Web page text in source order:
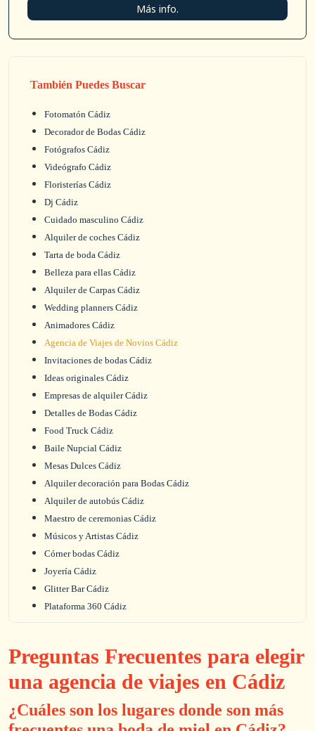
Más info.
También Puedes Buscar
Fotomatón Cádiz
Decorador de Bodas Cádiz
Fotógrafos Cádiz
Videógrafo Cádiz
Floristerías Cádiz
Dj Cádiz
Cuidado masculino Cádiz
Alquiler de coches Cádiz
Tarta de boda Cádiz
Belleza para ellas Cádiz
Alquiler de Carpas Cádiz
Wedding planners Cádiz
Animadores Cádiz
Agencia de Viajes de Novios Cádiz
Invitaciones de bodas Cádiz
Ideas originales Cádiz
Empresas de alquiler Cádiz
Detalles de Bodas Cádiz
Food Truck Cádiz
Baile Nupcial Cádiz
Mesas Dulces Cádiz
Alquiler decoración para Bodas Cádiz
Alquiler de autobús Cádiz
Maestro de ceremonias Cádiz
Músicos y Artistas Cádiz
Córner bodas Cádiz
Joyería Cádiz
Glitter Bar Cádiz
Plataforma 360 Cádiz
Preguntas Frecuentes para elegir
una agencia de viajes en Cádiz
¿Cuáles son los lugares donde son más